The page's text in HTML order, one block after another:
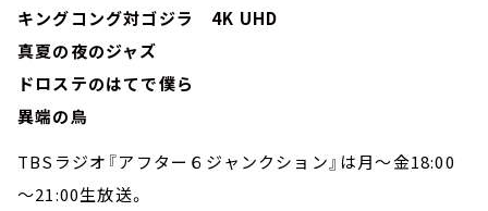
キングコング対ゴジラ 4K UHD
真夏の夜のジャズ
ドロステのはてで僕ら
異端の鳥
TBSラジオ『アフター６ジャンクション』は月～金18:00
～21:00生放送。